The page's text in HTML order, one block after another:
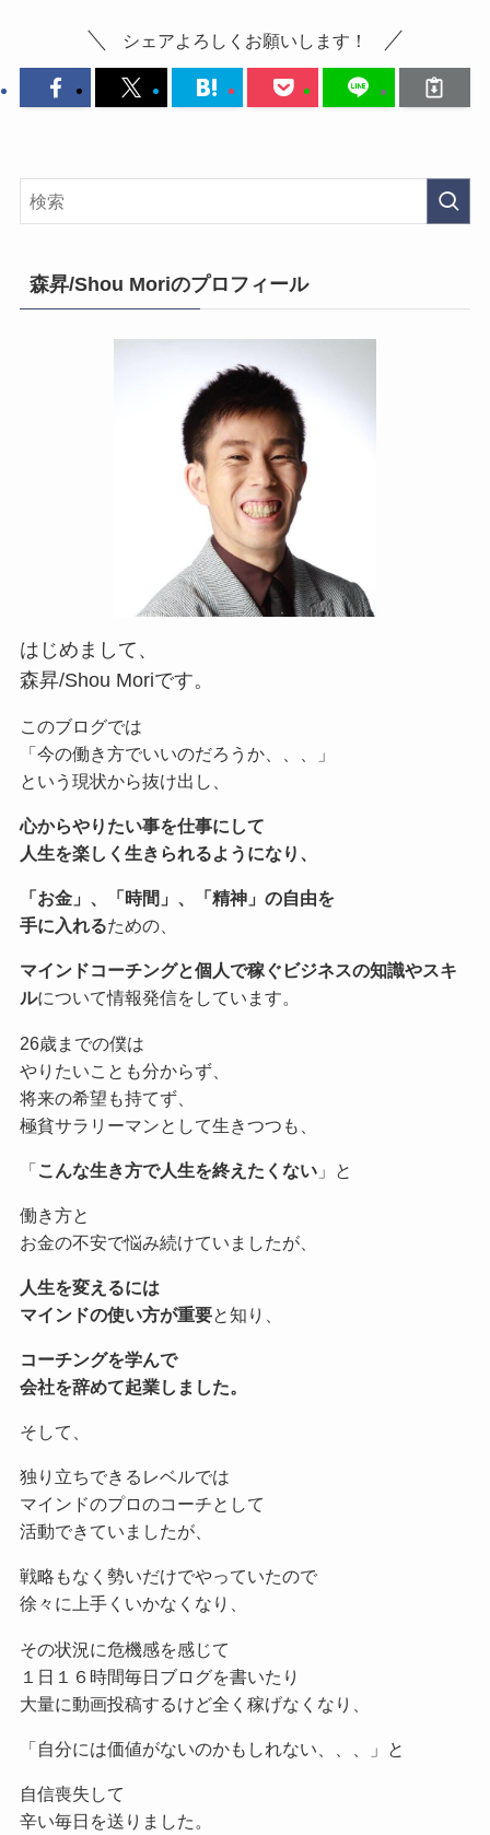
シェアよろしくお願いします！
森昇/Shou Moriのプロフィール
はじめまして、
森昇/Shou Moriです。
このブログでは
「今の働き方でいいのだろうか、、、」
という現状から抜け出し、
心からやりたい事を仕事にして
人生を楽しく生きられるようになり、
「お金」、「時間」、「精神」の自由を
手に入れるための、
マインドコーチングと個人で稼ぐビジネスの知識やスキ
ルについて情報発信をしています。
26歳までの僕は
やりたいことも分からず、
将来の希望も持てず、
極貧サラリーマンとして生きつつも、
「こんな生き方で人生を終えたくない」と
働き方と
お金の不安で悩み続けていましたが、
人生を変えるには
マインドの使い方が重要と知り、
コーチングを学んで
会社を辞めて起業しました。
そして、
独り立ちできるレベルでは
マインドのプロのコーチとして
活動できていましたが、
戦略もなく勢いだけでやっていたので
徐々に上手くいかなくなり、
その状況に危機感を感じて
１日１６時間毎日ブログを書いたり
大量に動画投稿するけど全く稼げなくなり、
「自分には価値がないのかもしれない、、、」と
自信喪失して
辛い毎日を送りました。